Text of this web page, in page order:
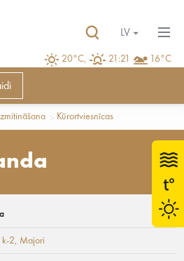
20°C, 21:21 16°C
LV
Kūrortviesnīcas
k-2, Majori